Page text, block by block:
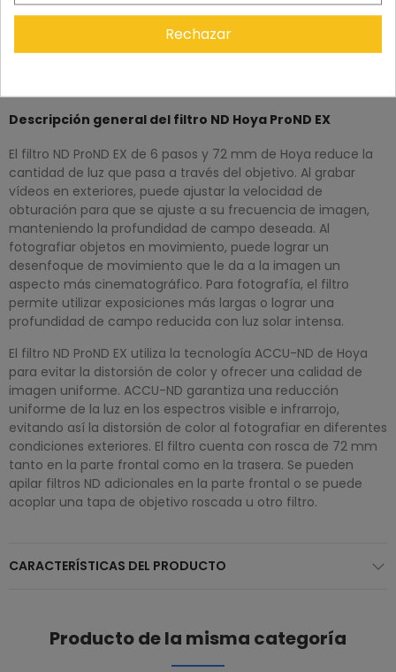
Descripción general del filtro ND Hoya ProND EX
El filtro ND ProND EX de 6 pasos y 72 mm de Hoya reduce la
cantidad de luz que pasa a través del objetivo. Al grabar
vídeos en exteriores, puede ajustar la velocidad de
obturación para que se ajuste a su frecuencia de imagen,
manteniendo la profundidad de campo deseada. Al
fotografiar objetos en movimiento, puede lograr un
desenfoque de movimiento que le da a la imagen un
aspecto más cinematográfico. Para fotografía, el filtro
permite utilizar exposiciones más largas o lograr una
profundidad de campo reducida con luz solar intensa.
El filtro ND ProND EX utiliza la tecnología ACCU-ND de Hoya
para evitar la distorsión de color y ofrecer una calidad de
imagen uniforme. ACCU-ND garantiza una reducción
uniforme de la luz en los espectros visible e infrarrojo,
evitando así la distorsión de color al fotografiar en diferentes
condiciones exteriores. El filtro cuenta con rosca de 72 mm
tanto en la parte frontal como en la trasera. Se pueden
apilar filtros ND adicionales en la parte frontal o se puede
acoplar una tapa de objetivo roscada u otro filtro.
CARACTERÍSTICAS DEL PRODUCTO
Producto de la misma categoría
Rechazar